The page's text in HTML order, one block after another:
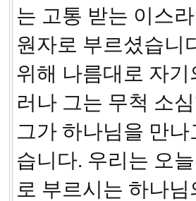
는 고통 받는 이스
원자로 부르셨습니
위해 나름대로 자
러나 그는 무척 소
그가 하나님을 만
습니다. 우리는 오
로 부르시는 하나